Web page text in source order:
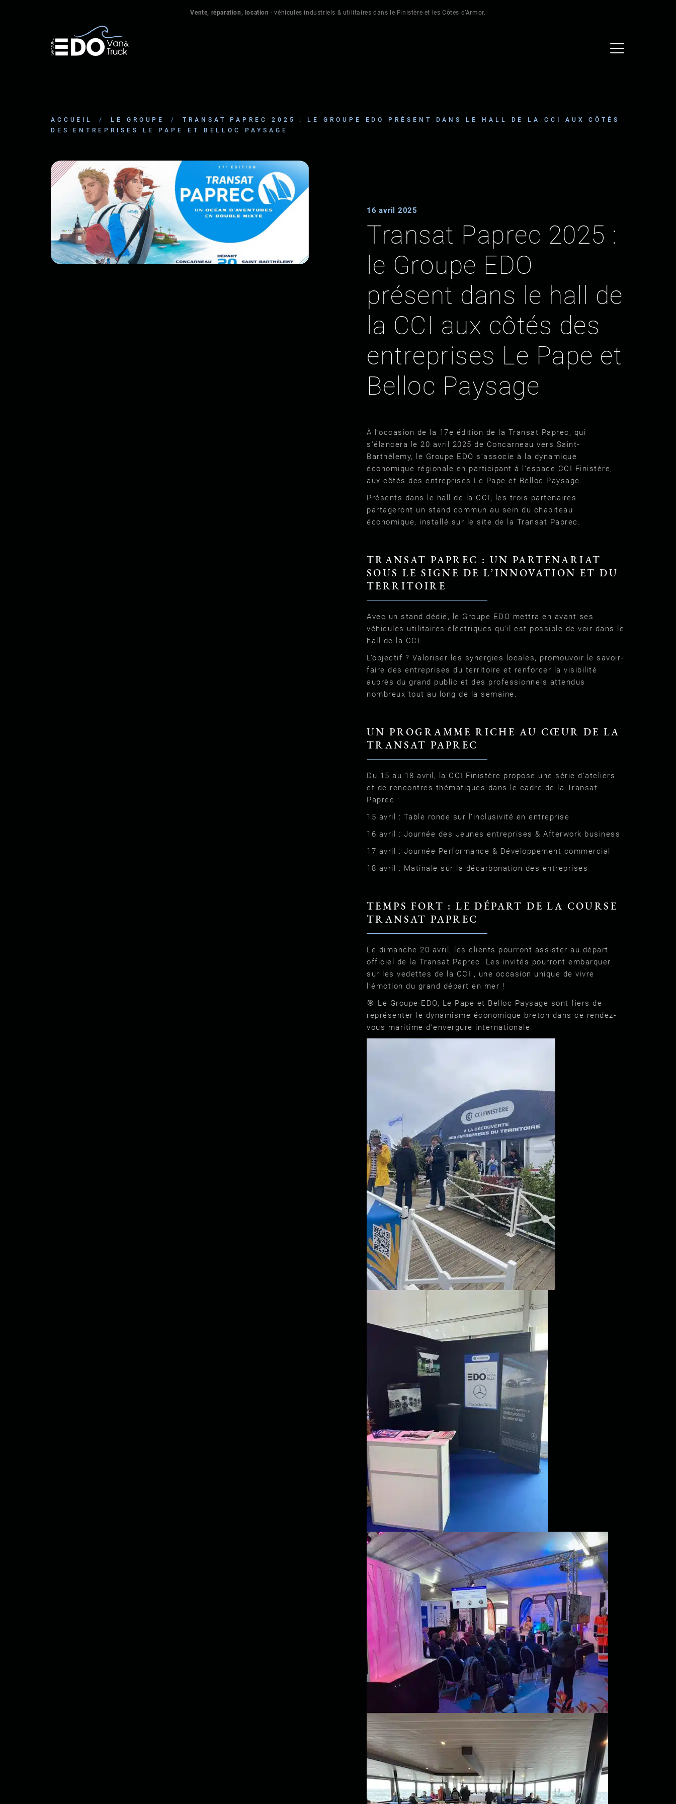
Vente, réparation, location - véhicules industriels & utilitaires dans le Finistère et les Côtes d’Armor.
ACCUEIL / LE GROUPE /
TRANSAT PAPREC 2025 : LE GROUPE EDO PRÉSENT DANS LE HALL DE LA CCI AUX CÔTÉS
DES ENTREPRISES LE PAPE ET BELLOC PAYSAGE
16 avril 2025
Transat Paprec 2025 :
le Groupe EDO
présent dans le hall de
la CCI aux côtés des
entreprises Le Pape et
Belloc Paysage
À l’occasion de la 17e édition de la Transat Paprec, qui
s’élancera le 20 avril 2025 de Concarneau vers Saint-
Barthélemy, le Groupe EDO s’associe à la dynamique
économique régionale en participant à l’espace CCI Finistère,
aux côtés des entreprises Le Pape et Belloc Paysage.
Présents dans le hall de la CCI, les trois partenaires
partageront un stand commun au sein du chapiteau
économique, installé sur le site de la Transat Paprec.
TRANSAT PAPREC : UN PARTENARIAT
SOUS LE SIGNE DE L’INNOVATION ET DU
TERRITOIRE
Avec un stand dédié, le Groupe EDO mettra en avant ses
véhicules utilitaires éléctriques qu’il est possible de voir dans le
hall de la CCI.
L’objectif ? Valoriser les synergies locales, promouvoir le savoir-
faire des entreprises du territoire et renforcer la visibilité
auprès du grand public et des professionnels attendus
nombreux tout au long de la semaine.
UN PROGRAMME RICHE AU CŒUR DE LA
TRANSAT PAPREC
Du 15 au 18 avril, la CCI Finistère propose une série d’ateliers
et de rencontres thématiques dans le cadre de la Transat
Paprec :
15 avril : Table ronde sur l’inclusivité en entreprise
16 avril : Journée des Jeunes entreprises & Afterwork business
17 avril : Journée Performance & Développement commercial
18 avril : Matinale sur la décarbonation des entreprises
TEMPS FORT : LE DÉPART DE LA COURSE
TRANSAT PAPREC
Le dimanche 20 avril, les clients pourront assister au départ
officiel de la Transat Paprec. Les invités pourront embarquer
sur les vedettes de la CCI , une occasion unique de vivre
l’émotion du grand départ en mer !
🎯 Le Groupe EDO, Le Pape et Belloc Paysage sont fiers de
représenter le dynamisme économique breton dans ce rendez-
vous maritime d’envergure internationale.